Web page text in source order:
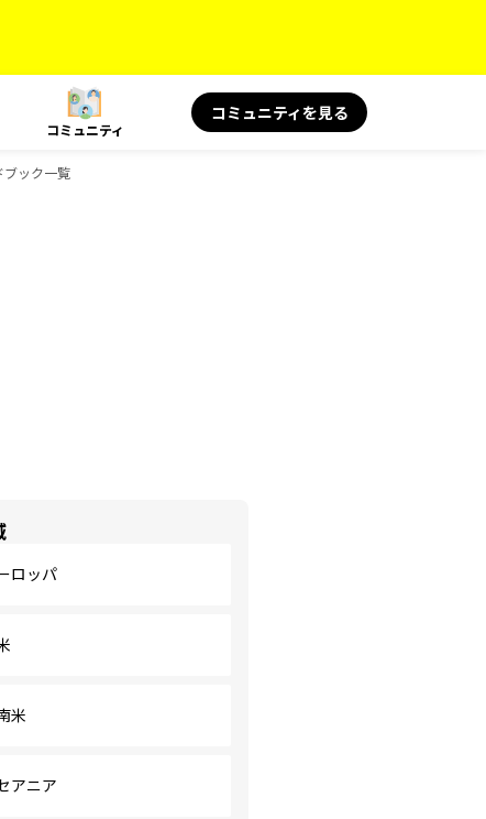
コミュニティ
コミュニティを見る
ブック一覧
ロッパ
米
アニア